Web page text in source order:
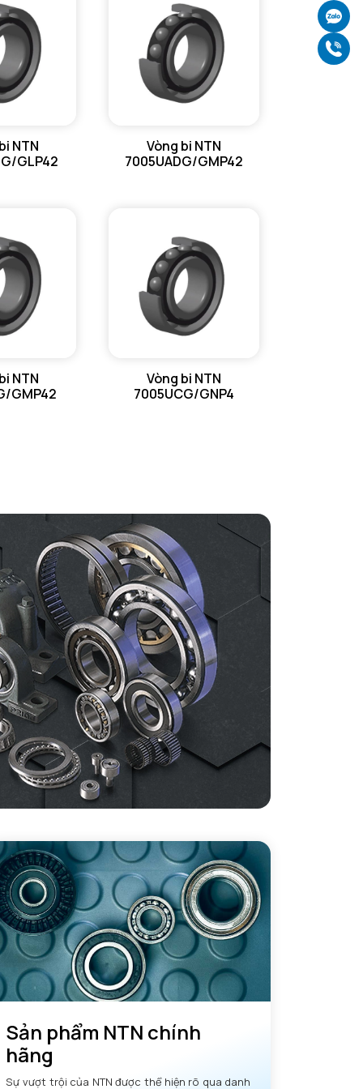
kính góc lượn tối đa trục & vỏ
NTN
GLP42
Vòng bi NTN
7005UADG/GMP42
NTN
GMP42
Vòng bi NTN
7005UCG/GNP4
Sản phẩm NTN chính
hãng
Sự vượt trội của NTN được thể hiện rõ qua danh